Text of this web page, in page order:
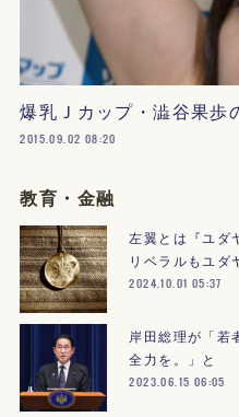
爆乳Ｊカップ・澁谷果歩
2015.09.02 08:20
教育・金融
左翼とは『ユダ
リベラルもユダ
2024.10.01 05:37
岸田総理が「若
全力を。」と
2023.06.15 06:05